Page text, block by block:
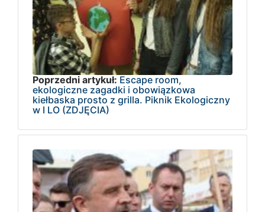
Poprzedni artykuł: Escape room,
ekologiczne zagadki i obowiązkowa
kiełbaska prosto z grilla. Piknik Ekologiczny
w I LO (ZDJĘCIA)